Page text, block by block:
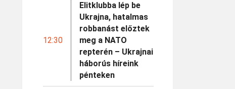
12:30
Elitklubba lép be
Ukrajna, hatalmas
robbanást előztek
meg a NATO
repterén – Ukrajnai
háborús híreink
pénteken